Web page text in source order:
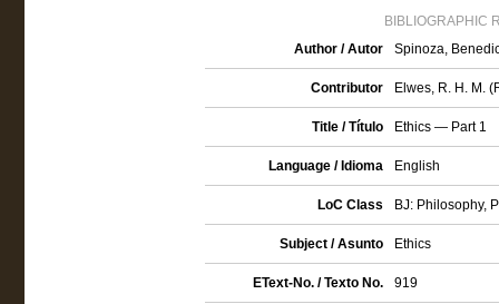
BIBLIOGRAPHIC
Author / Autor
Spinoza,
Contributor Elwes, R. H. M.
Title / Título Ethics — Part 1
Language / Idioma English
LoC Class BJ: Philosophy,
Subject / Asunto Ethics
EText-No. / Texto No. 919